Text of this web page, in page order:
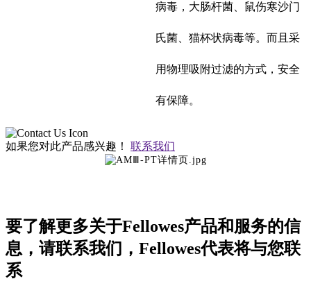
病毒，大肠杆菌、鼠伤寒沙门
氏菌、猫杯状病毒等。而且采
用物理吸附过滤的方式，安全
有保障。
如果您对此产品感兴趣！ 联系我们
要了解更多关于Fellowes产品和服务的信
息，请联系我们，Fellowes代表将与您联
系